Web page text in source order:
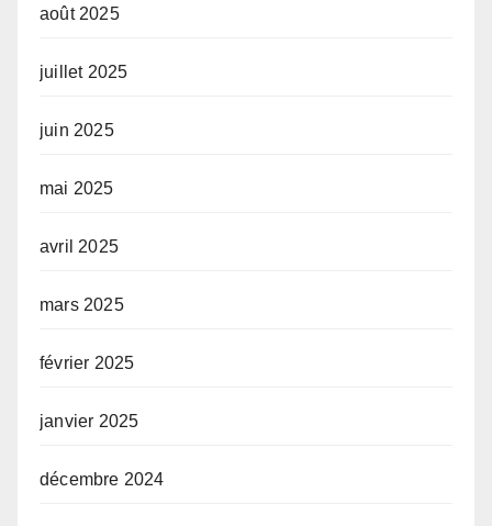
août 2025
juillet 2025
juin 2025
mai 2025
avril 2025
mars 2025
février 2025
janvier 2025
décembre 2024